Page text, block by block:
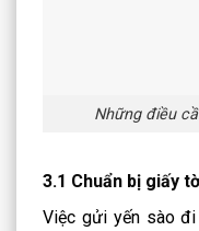
Những điều
3.1 Chuẩn bị giấy
Việc gửi yến sào